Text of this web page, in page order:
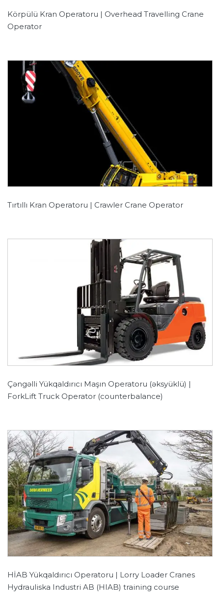
Körpülü Kran Operatoru | Overhead Travelling Crane
Operator
Tırtıllı Kran Operatoru | Crawler Crane Operator
Çəngəlli Yükqaldırıcı Maşın Operatoru (əksyüklü) |
ForkLift Truck Operator (counterbalance)
HİAB Yükqaldırıcı Operatoru | Lorry Loader Cranes
Hydrauliska Industri AB (HIAB) training course